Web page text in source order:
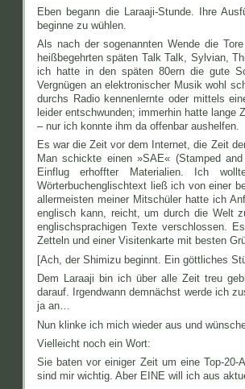
Eben begann die Laraaji-Stunde. Ihre
beginne zu wühlen.
Als nach der sogenannten Wende die
heißbegehrten späten Talk Talk, Sylvian,
ich hatte in den späten 80ern die gute
Vergnügen an elektronischer Musik wohl
durchs Radio kennenlernte oder mittels
leider entschwunden; immerhin hatte
– nur ich konnte ihm da offenbar aushelfen.
Es war die Zeit vor dem Internet, die Zeit
Man schickte einen »SAE« (Stamped
Einflug erhoffter Materialien. Ich
Wörterbuchenglischtext ließ ich von einer
allermeisten meiner Mitschüler hatte ich
englisch kann, reicht, um durch die Welt
englischsprachigen Texte verschlossen.
Zetteln und einer Visitenkarte mit besten
[Ach, der Shimizu beginnt. Ein göttliches
Dem Laraaji bin ich über alle Zeit treu
darauf. Irgendwann demnächst werde ich
ja an…
Nun klinke ich mich wieder aus und
Vielleicht noch ein Wort:
Sie baten vor einiger Zeit um eine Top-
sind mir wichtig. Aber EINE will ich aus